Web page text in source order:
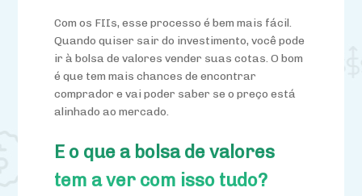
Com os FIIs, esse processo é bem mais fácil.
Quando quiser sair do investimento, você pode
ir à bolsa de valores vender suas cotas. O bom
é que tem mais chances de encontrar
comprador e vai poder saber se o preço está
alinhado ao mercado.
E o que a bolsa de valores
tem a ver com isso tudo?